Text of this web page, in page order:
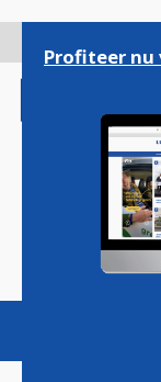
gaan
Magazine
Profiteer nu